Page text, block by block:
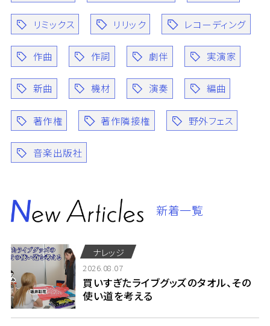
リミックス リリック レコーディング
作曲 作詞 劇伴 実演家
新曲 機材 演奏 編曲
著作権 著作隣接権 野外フェス
音楽出版社
新着一覧
ナレッジ
2026.08.07
買いすぎたライブグッズのタオル、その
使い道を考える